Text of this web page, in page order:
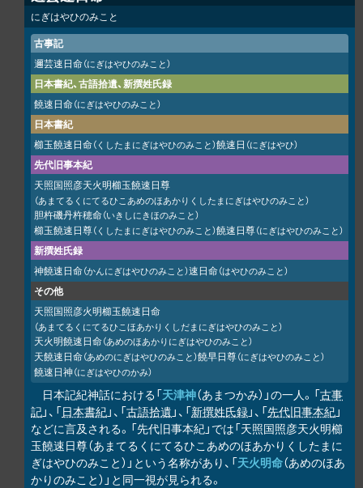
にぎはやひのみこと
古事記
邇芸速日命（にぎはやひのみこと）
日本書紀、古語拾遺、新撰姓氏録
饒速日命（にぎはやひのみこと）
日本書紀
櫛玉饒速日命（くしたまにぎはやひのみこと）饒速日 （にぎはやひ）
先代旧事本紀
天照国照彦天火明櫛玉饒速日尊
（あまてるくにてるひこあめのほあかりくしたまにぎはやひのみこと）
胆杵磯丹杵穂命（いきしにきほのみこと）
櫛玉饒速日尊（くしたまにぎはやひのみこと）饒速日尊（にぎはやひのみこと）
新撰姓氏録
神饒速日命（かんにぎはやひのみこと）速日命（はやひのみこと）
その他
天照国照彦火明櫛玉饒速日命
（あまてるくにてるひこほあかりくしだまにぎはやひのみこと）
天火明饒速日命（あめのほあかりにぎはやひのみこと）
天饒速日命（あめのにぎはやひのみこと）饒早日尊（にぎはやひのみこと）
饒速日神（にぎはやひのかみ）
日本記紀神話における「天津神（あまつかみ）」の一人。「古事
記」、「日本書紀」、「古語拾遺 」、「新撰姓氏録」、「先代旧事本紀」
などに言及される。「先代旧事本紀」では「天照国照彦天火明櫛
玉饒速日尊（あまてるくにてるひこあめのほあかりくしたまに
ぎはやひのみこと）」という名称があり、「天火明命（あめのほあ
かりのみこと）」と同一視が見られる。